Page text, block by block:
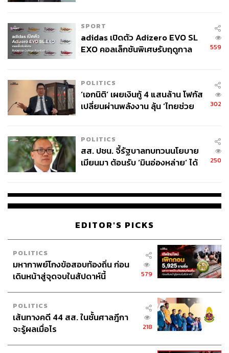
SPORT
adidas เปิดตัว Adizero EVO SL
EXO คอลเล็กชันพิเศษรับฤดูกาล
559
POLITICS
‘เอกนิติ’ เผยเงินกู้ 4 แสนล้าน โฟกัส
เปลี่ยนผ่านพลังงาน ลุ้น ‘ไทยช่วย
302
POLITICS
สส. ปชน. จี้รัฐบาลทบทวนนโยบาย
เมียนมา ต้อนรับ ‘มินอ่องหล่าย’ ได้
250
EDITOR'S PICKS
POLITICS
มหากาพย์โกงข้อสอบท้องถิ่น ก่อน
เดินหน้าสู่จุดจบในสัปดาห์นี้
579
POLITICS
เส้นทางคดี 44 สส. ในชั้นศาลฎีกา
จะรู้ผลเมื่อไร
218